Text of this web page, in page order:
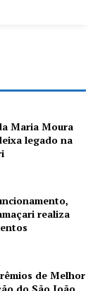
Maria Moura
legado na
realiza
de Melhor